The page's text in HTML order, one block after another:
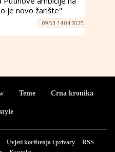
je novo žarište"
09:53 14.04.2025.
Teme Crna kronika
Uvjeti korištenja i privacy
RSS